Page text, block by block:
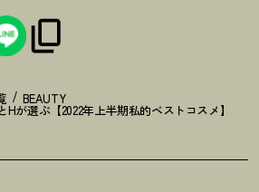
BEAUTY
が選ぶ【2022年上半期私的ベストコスメ】